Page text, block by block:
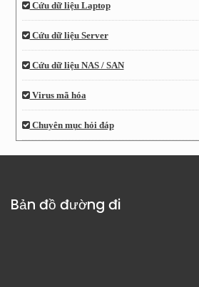
Cứu dữ liệu Laptop
Cứu dữ liệu Server
Cứu dữ liệu NAS / SAN
Virus mã hóa
Chuyên mục hỏi đáp
Bản đồ đường đi